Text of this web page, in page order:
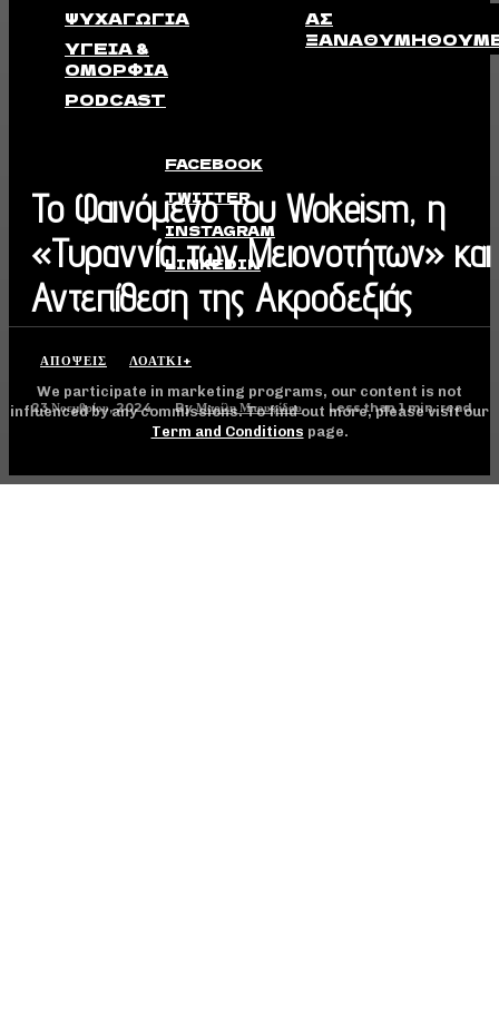
Το Φαινόμενο του Wokeism, η
«Τυραννία των Μειονοτήτων»
Αντεπίθεση της Ακροδεξιάς
ΑΠΟΨΕΙΣ ΛΟΑΤΚΙ+
23 Νοεμβρίου, 2024 By Μαρίλη Μπουφίδου Less than 1min. read
ΨΥΧΑΓΩΓΊΑ
ΥΓΕΊΑ &
ΟΜΟΡΦΙΆ
PODCAST
ΑΣ
FACEBOOK
TWITTER
INSTAGRAM
LINKEDIN
We participate in marketing programs, our content is not
influenced by any commissions. To find out more, please visit our
Term and Conditions page.